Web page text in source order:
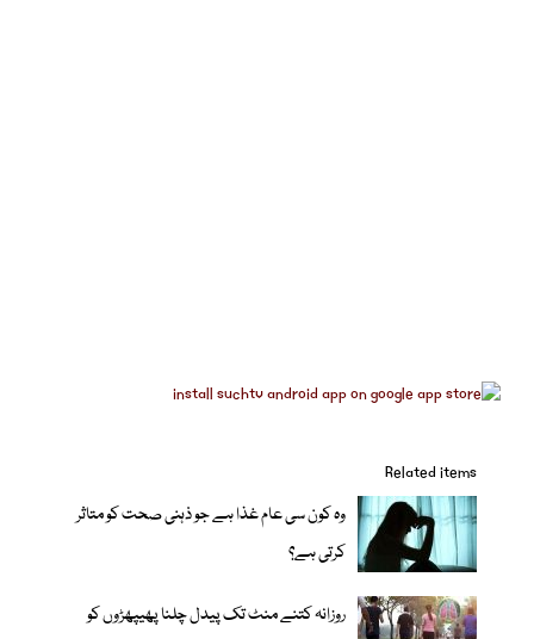
Related items
وہ کون سی عام غذا ہے جو ذہنی صحت کو متاثر
کرتی ہے؟
روزانہ کتنے منٹ تک پیدل چلنا پھیپھڑوں کو